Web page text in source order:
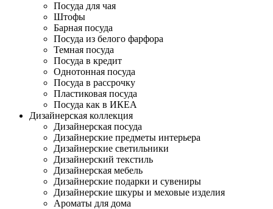
Посуда для чая
Штофы
Барная посуда
Посуда из белого фарфора
Темная посуда
Посуда в кредит
Однотонная посуда
Посуда в рассрочку
Пластиковая посуда
Посуда как в ИКЕА
Дизайнерская коллекция
Дизайнерская посуда
Дизайнерские предметы интерьера
Дизайнерские светильники
Дизайнерский текстиль
Дизайнерская мебель
Дизайнерские подарки и сувениры
Дизайнерские шкуры и меховые изделия
Ароматы для дома